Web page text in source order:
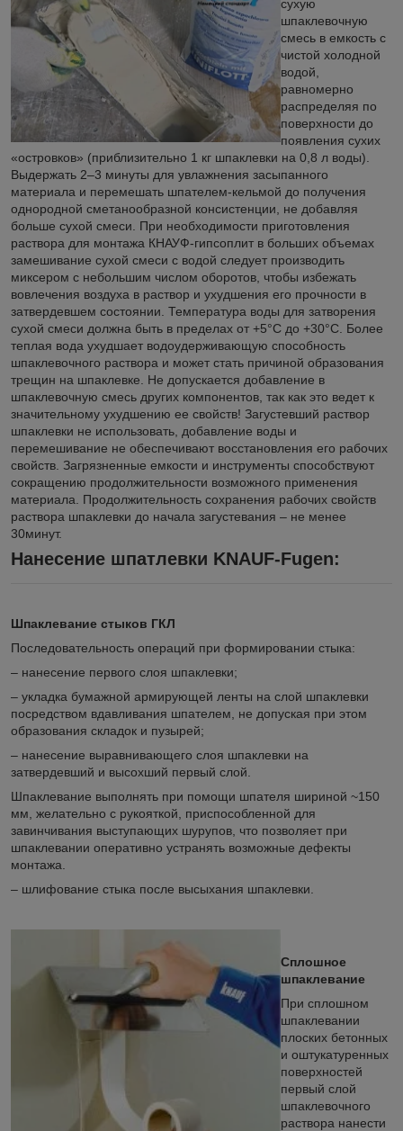
сухую
шпаклевочную
смесь в емкость с
чистой холодной
водой,
равномерно
распределяя по
поверхности до
появления сухих
«островков» (приблизительно 1 кг шпаклевки на 0,8 л воды).
Выдержать 2–3 минуты для увлажнения засыпанного
материала и перемешать шпателем-кельмой до получения
однородной сметанообразной консистенции, не добавляя
больше сухой смеси. При необходимости приготовления
раствора для монтажа КНАУФ-гипсоплит в больших объемах
замешивание сухой смеси с водой следует производить
миксером с небольшим числом оборотов, чтобы избежать
вовлечения воздуха в раствор и ухудшения его прочности в
затвердевшем состоянии. Температура воды для затворения
сухой смеси должна быть в пределах от +5°C до +30°С. Более
теплая вода ухудшает водоудерживающую способность
шпаклевочного раствора и может стать причиной образования
трещин на шпаклевке. Не допускается добавление в
шпаклевочную смесь других компонентов, так как это ведет к
значительному ухудшению ее свойств! Загустевший раствор
шпаклевки не использовать, добавление воды и
перемешивание не обеспечивают восстановления его рабочих
свойств. Загрязненные емкости и инструменты способствуют
сокращению продолжительности возможного применения
материала. Продолжительность сохранения рабочих свойств
раствора шпаклевки до начала загустевания – не менее
30минут.
Нанесение шпатлевки KNAUF-Fugen:
Шпаклевание стыков ГКЛ
Последовательность операций при формировании стыка:
– нанесение первого слоя шпаклевки;
– укладка бумажной армирующей ленты на слой шпаклевки
посредством вдавливания шпателем, не допуская при этом
образования складок и пузырей;
– нанесение выравнивающего слоя шпаклевки на
затвердевший и высохший первый слой.
Шпаклевание выполнять при помощи шпателя шириной ~150
мм, желательно с рукояткой, приспособленной для
завинчивания выступающих шурупов, что позволяет при
шпаклевании оперативно устранять возможные дефекты
монтажа.
– шлифование стыка после высыхания шпаклевки.
Сплошное
шпаклевание
При сплошном
шпаклевании
плоских бетонных
и оштукатуренных
поверхностей
первый слой
шпаклевочного
раствора нанести